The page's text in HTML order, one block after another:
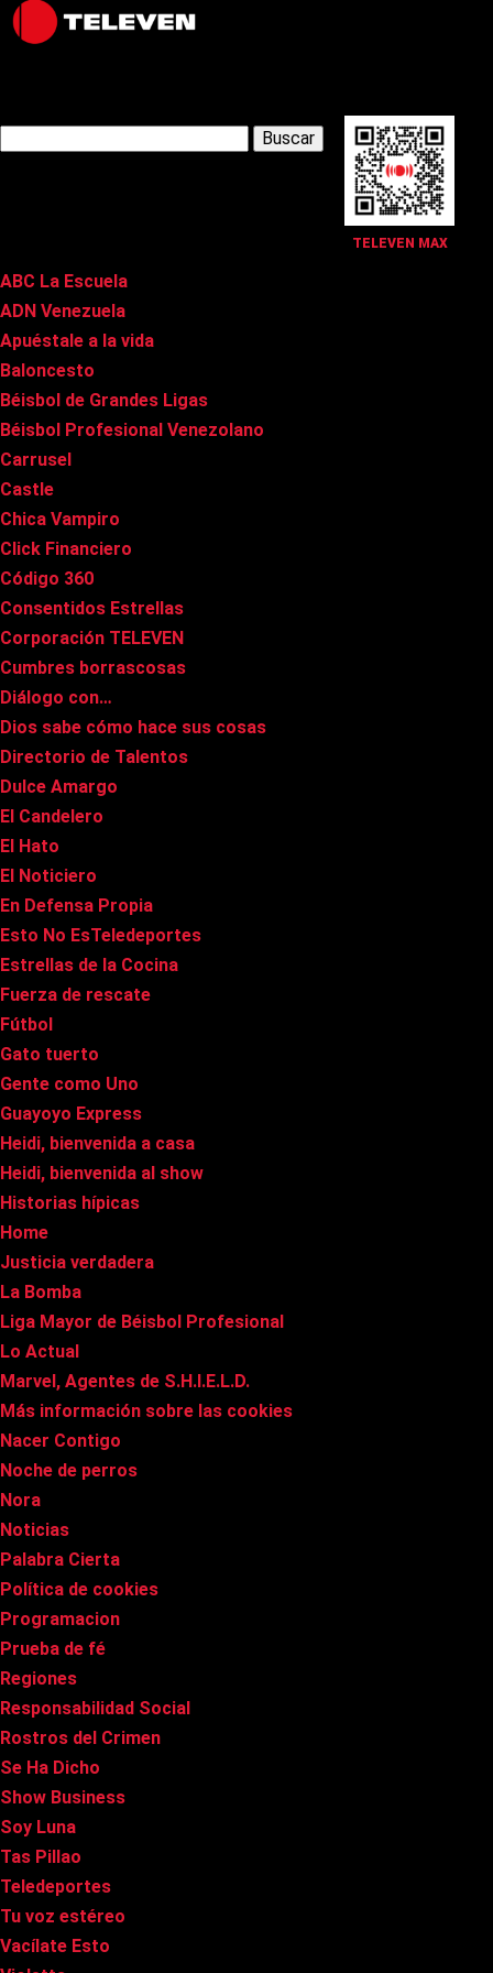
TELEVEN MAX
Latest Posts
ABC La Escuela
ADN Venezuela
Apuéstale a la vida
Baloncesto
Béisbol de Grandes Ligas
Béisbol Profesional Venezolano
Carrusel
Castle
Chica Vampiro
Click Financiero
Código 360
Consentidos Estrellas
Corporación TELEVEN
Cumbres borrascosas
Diálogo con…
Dios sabe cómo hace sus cosas
Directorio de Talentos
Dulce Amargo
El Candelero
El Hato
El Noticiero
En Defensa Propia
Esto No EsTeledeportes
Estrellas de la Cocina
Fuerza de rescate
Fútbol
Gato tuerto
Gente como Uno
Guayoyo Express
Heidi, bienvenida a casa
Heidi, bienvenida al show
Historias hípicas
Home
Justicia verdadera
La Bomba
Liga Mayor de Béisbol Profesional
Lo Actual
Marvel, Agentes de S.H.I.E.L.D.
Más información sobre las cookies
Nacer Contigo
Noche de perros
Nora
Noticias
Palabra Cierta
Política de cookies
Programacion
Prueba de fé
Regiones
Responsabilidad Social
Rostros del Crimen
Se Ha Dicho
Show Business
Soy Luna
Tas Pillao
Teledeportes
Tu voz estéreo
Vacílate Esto